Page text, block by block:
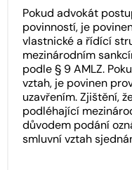
Pokud advokát
povinností, je
vlastnické a řídící
mezinárodním
podle § 9 AMLZ.
vztah, je povinen
uzavřením. Zjištění,
podléhající
důvodem podání
smluvní vztah